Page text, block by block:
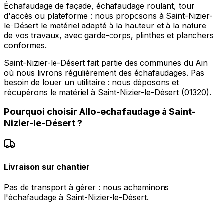
Échafaudage de façade, échafaudage roulant, tour
d'accès ou plateforme : nous proposons à Saint-Nizier-
le-Désert le matériel adapté à la hauteur et à la nature
de vos travaux, avec garde-corps, plinthes et planchers
conformes.
Saint-Nizier-le-Désert fait partie des communes du Ain
où nous livrons régulièrement des échafaudages. Pas
besoin de louer un utilitaire : nous déposons et
récupérons le matériel à Saint-Nizier-le-Désert (01320).
Pourquoi choisir Allo-echafaudage à Saint-
Nizier-le-Désert?
Livraison sur chantier
Pas de transport à gérer : nous acheminons
l'échafaudage à Saint-Nizier-le-Désert.